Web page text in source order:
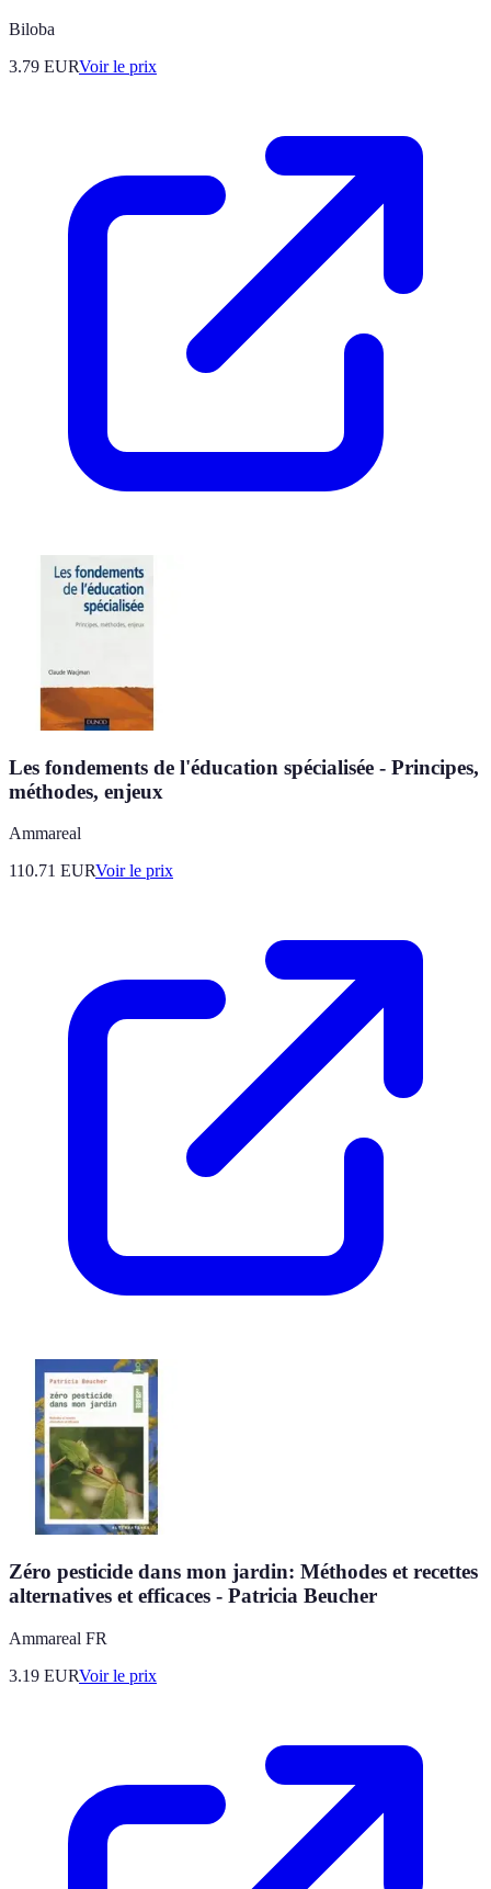
Biloba
3.79 EURVoir le prix
Les fondements de l'éducation spécialisée - Principes,
méthodes, enjeux
Ammareal
110.71 EURVoir le prix
Zéro pesticide dans mon jardin: Méthodes et recettes
alternatives et efficaces - Patricia Beucher
Ammareal FR
3.19 EURVoir le prix